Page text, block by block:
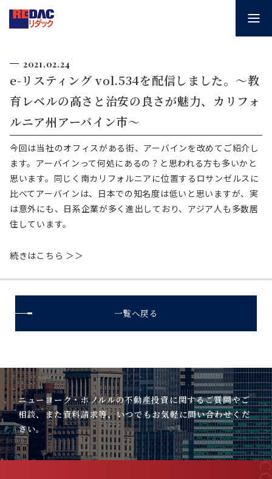
2021.02.24
e-リスティング vol.534を配信しました。～教
育レベルの高さと治安の良さが魅力、カリフォ
ルニア州アーバイン市～
今回は当社のオフィスがある街、アーバインを改めてご紹介し
ます。アーバインって何処にあるの？と思われる方も多いかと
思います。同じく南カリフォルニアに位置するロサンゼルスに
比べてアーバインは、日本での知名度は低いと思いますが、実
は意外にも、日系企業が多く進出しており、アジア人も多数居
住しています。
続きはこちら ＞＞
一覧へ戻る
ニューヨーク・ホノルルの不動産投資に関するご質問やご
相談、また資料請求等、いつでもお気軽に問い合わせくだ
さい。